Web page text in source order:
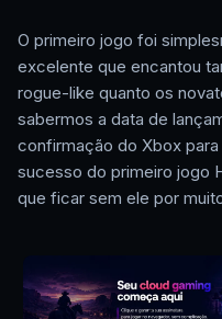
O primeiro jogo foi
excelente que encantou
rogue-like quanto os
sabermos a data de
confirmação do Xbox
sucesso do primeiro jogo
que ficar sem ele por